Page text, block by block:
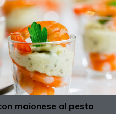
maionese al pesto